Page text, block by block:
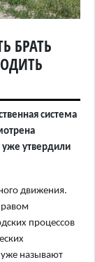
БРАТЬ
система
утвердили
движения.
процессов
называют